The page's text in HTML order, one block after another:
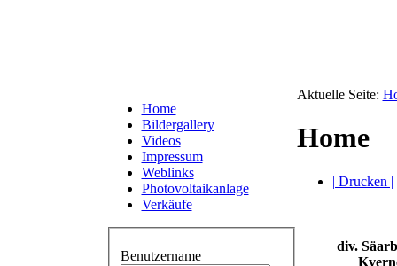
Home
Bildergallery
Videos
Impressum
Weblinks
Photovoltaikanlage
Verkäufe
Benutzername
Aktuelle Seite:
Home
| Drucken |
div.